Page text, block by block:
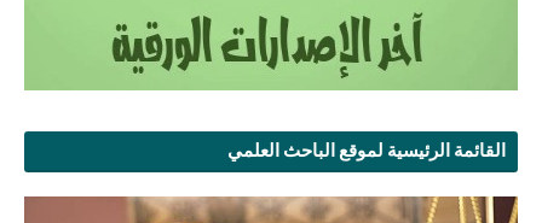
القائمة الرئيسية لموقع الباحث العلمي